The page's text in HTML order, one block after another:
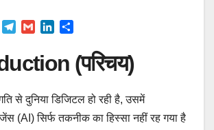
e
r
m
G
a
i
k
d
n
a
r
(परिचय)
से दुनिया डिजिटल हो रही है, उसमें
(AI) सिर्फ तकनीक का हिस्सा नहीं रह गया है